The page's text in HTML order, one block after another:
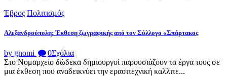
Έβρος Πολιτισμός
Αλεξανδρούπολη: Έκθεση ζωγραφικής από τον Σύλλογο «Σπάρτακος
by gnomi 0Σχόλια
Στο Νομαρχείο δώδεκα δημιουργοί παρουσιάζουν τα έργα τους σε
μια έκθεση που αναδεικνύει την ερασιτεχνική καλλιτε...